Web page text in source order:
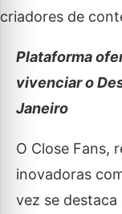
Plataforma
vivenciar o
Janeiro
O Close Fans,
inovadoras
vez se